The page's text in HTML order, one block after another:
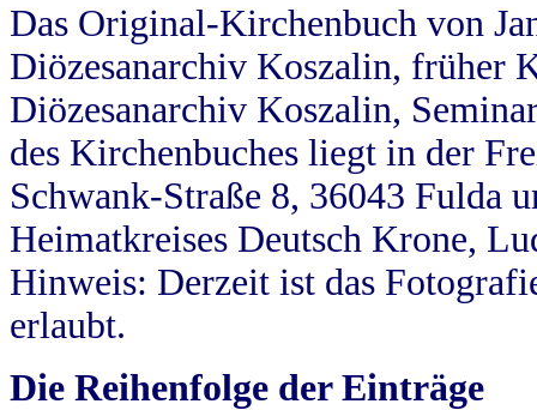
Das Original-Kirchenbuch von
Diözesanarchiv Koszalin, früher
Diözesanarchiv Koszalin,
des Kirchenbuches liegt in der
Schwank-Straße 8, 36043 Fulda
Heimatkreises Deutsch Krone,
Hinweis: Derzeit ist das
erlaubt.
Die Reihenfolge der Einträge